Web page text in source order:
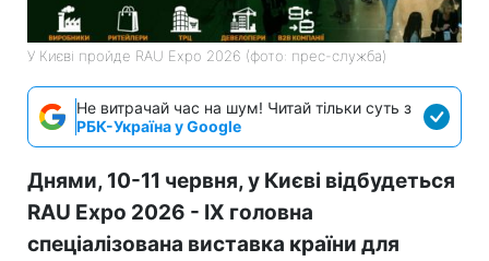
У Києві пройде RAU Expo 2026 (фото: прес-служба)
Не витрачай час на шум! Читай тільки суть з
РБК-Україна у Google
Днями, 10-11 червня, у Києві відбудеться
RAU Expo 2026 - ІХ головна
спеціалізована виставка країни для